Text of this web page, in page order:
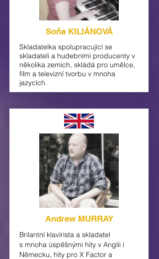
Soňa KILIÁNOVÁ
Skladatelka spolupracující se
skladateli a hudebními producenty v
několika zemích, skládá pro umělce,
film a televizní tvorbu v mnoha
jazycích.
Andrew MURRAY
Brilantní klavírista a skladatel
s mnoha úspěšnými hity v Anglii i
Německu, hity pro X Factor a